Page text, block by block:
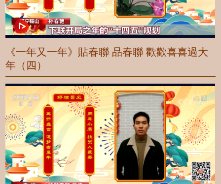
《一年又一年》貼春聯 品春聯 歡歡喜喜過大
年（四）